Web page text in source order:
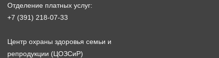
Отделение платных услуг:
+7 (391) 218-07-33
Центр охраны здоровья семьи и
репродукции (ЦОЗСиР)